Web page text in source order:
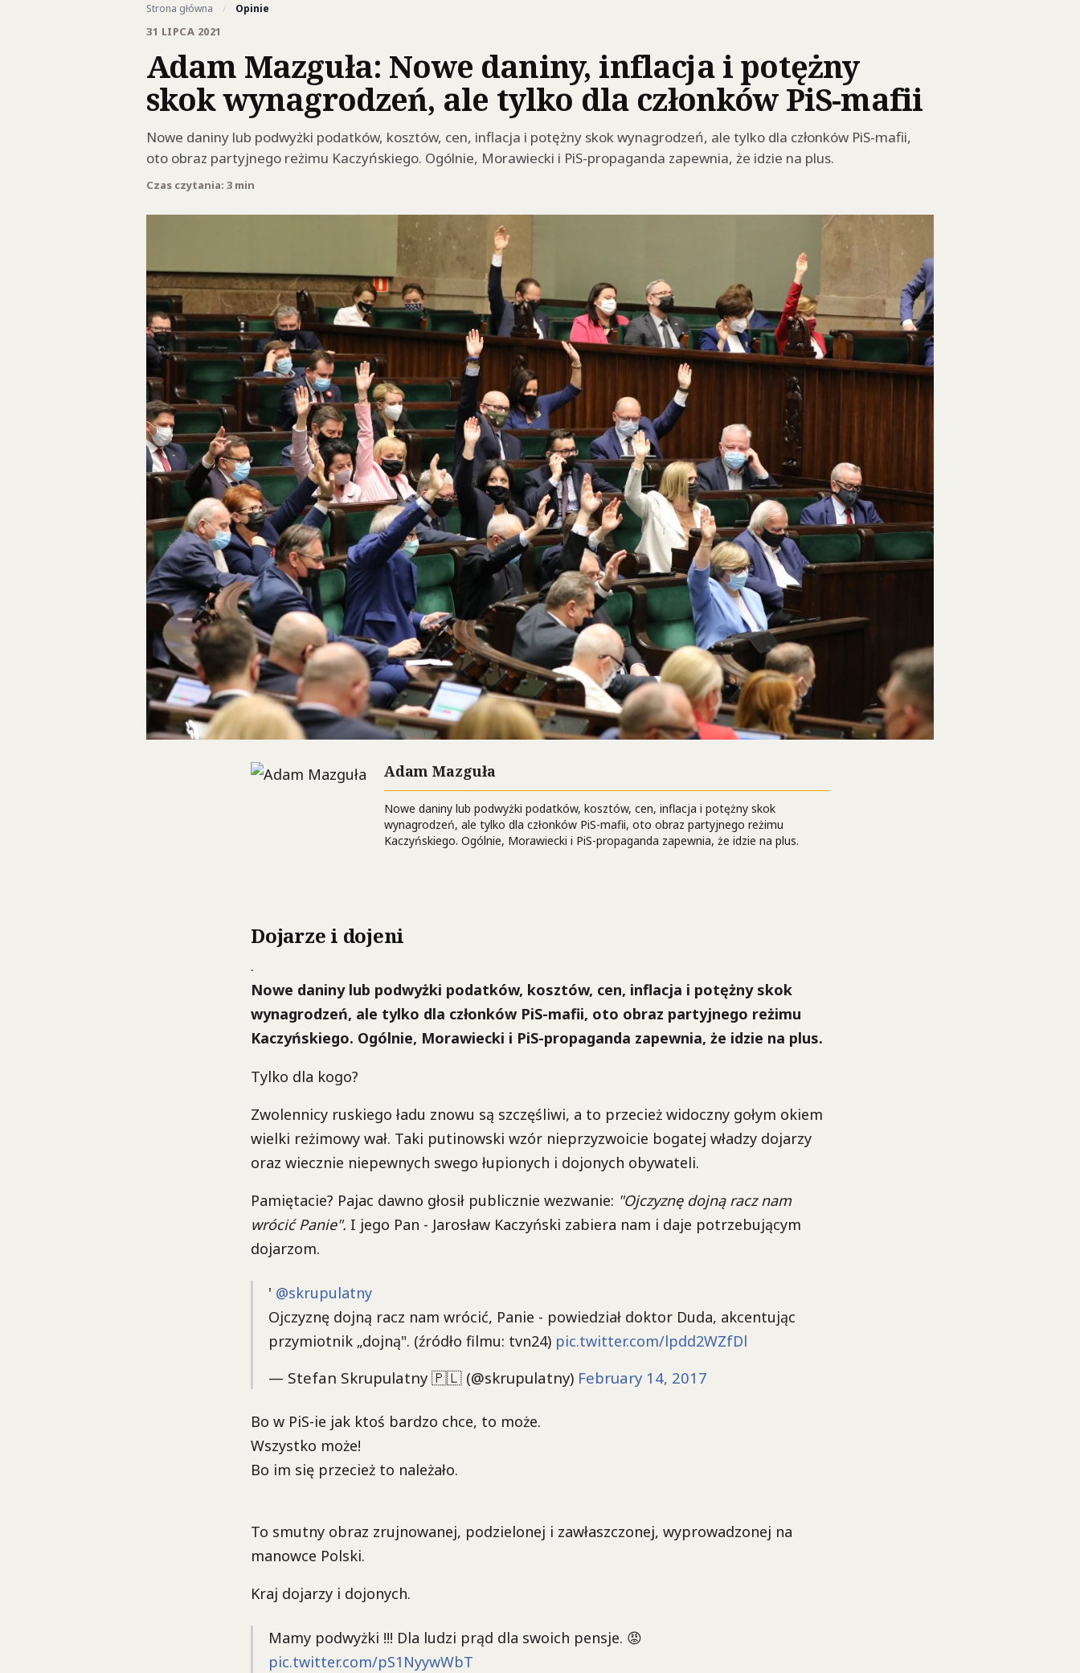
Strona główna / Opinie
31 LIPCA 2021
Adam Mazguła: Nowe daniny, inflacja i potężny
skok wynagrodzeń, ale tylko dla członków PiS-mafii
Nowe daniny lub podwyżki podatków, kosztów, cen, inflacja i potężny skok wynagrodzeń, ale tylko dla członków PiS-mafii,
oto obraz partyjnego reżimu Kaczyńskiego. Ogólnie, Morawiecki i PiS-propaganda zapewnia, że idzie na plus.
Czas czytania: 3 min
Adam Mazguła
Nowe daniny lub podwyżki podatków, kosztów, cen, inflacja i potężny skok
wynagrodzeń, ale tylko dla członków PiS-mafii, oto obraz partyjnego reżimu
Kaczyńskiego. Ogólnie, Morawiecki i PiS-propaganda zapewnia, że idzie na plus.
Dojarze i dojeni
.
Nowe daniny lub podwyżki podatków, kosztów, cen, inflacja i potężny skok
wynagrodzeń, ale tylko dla członków PiS-mafii, oto obraz partyjnego reżimu
Kaczyńskiego. Ogólnie, Morawiecki i PiS-propaganda zapewnia, że idzie na plus.
Tylko dla kogo?
Zwolennicy ruskiego ładu znowu są szczęśliwi, a to przecież widoczny gołym okiem
wielki reżimowy wał. Taki putinowski wzór nieprzyzwoicie bogatej władzy dojarzy
oraz wiecznie niepewnych swego łupionych i dojonych obywateli.
Pamiętacie? Pajac dawno głosił publicznie wezwanie: "Ojczyznę dojną racz nam
wrócić Panie". I jego Pan - Jarosław Kaczyński zabiera nam i daje potrzebującym
dojarzom.
' @skrupulatny
Ojczyznę dojną racz nam wrócić, Panie - powiedział doktor Duda, akcentując
przymiotnik „dojną". (źródło filmu: tvn24) pic.twitter.com/lpdd2WZfDl
— Stefan Skrupulatny 🇵🇱 (@skrupulatny) February 14, 2017
Bo w PiS-ie jak ktoś bardzo chce, to może.
Wszystko może!
Bo im się przecież to należało.
To smutny obraz zrujnowanej, podzielonej i zawłaszczonej, wyprowadzonej na
manowce Polski.
Kraj dojarzy i dojonych.
Mamy podwyżki !!! Dla ludzi prąd dla swoich pensje. 😡
pic.twitter.com/pS1NyywWbT